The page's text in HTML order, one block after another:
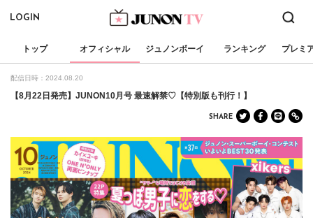
LOGIN
トップ オフィシャル ジュノンボーイ ランキング プレミ
配信日時：2024.08.20
【8月22日発売】JUNON10月号 最速解禁♡【特別版も刊行！】
SHARE